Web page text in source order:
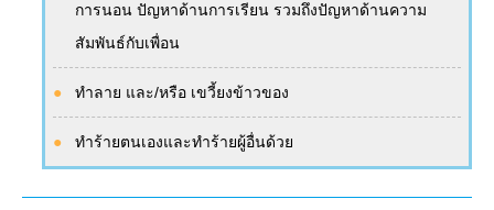
การนอน ปัญหาด้านการเรียน รวมถึงปัญหาด้านความ
สัมพันธ์กับเพื่อน
ทำลาย และ/หรือ เขวี้ยงข้าวของ
ทำร้ายตนเองและทำร้ายผู้อื่นด้วย